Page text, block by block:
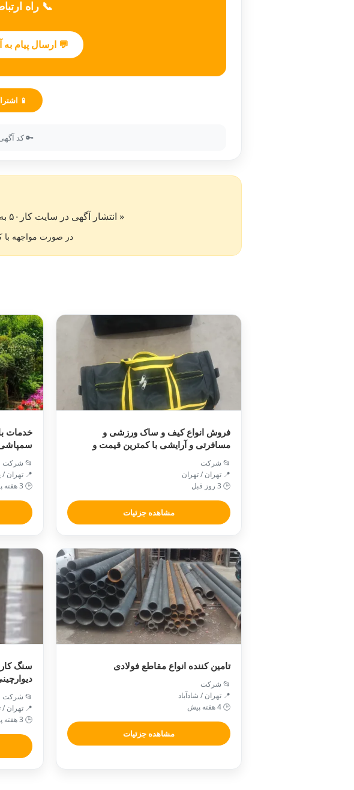
📞 راه
💬 ارسال پیام به
📱
🔑 کد آگهی:
« انتشار آگهی در سایت کار۵۰ به معنی تایید آگهی دهنده از طرف سایت کار۵۰ نمی باشد. »
در صورت مواجهه با
فروش انواع کیف و ساک ورزشی و
مسافرتی و آرایشی با کمترین قیمت و
کیفیت عالی موجود است
📂 شرکت
📍 تهران / تهران
🕒 3 روز قبل
مشاهده جزئیات
خدمات
📂 شرکت
📍 تهران /
🕒 3 هفته پیش
تامین کننده انواع مقاطع فولادی
📂 شرکت
📍 تهران / شادآباد
🕒 4 هفته پیش
مشاهده جزئیات
سنگ
📂 شرکت
📍 تهران /
🕒 3 هفته پیش